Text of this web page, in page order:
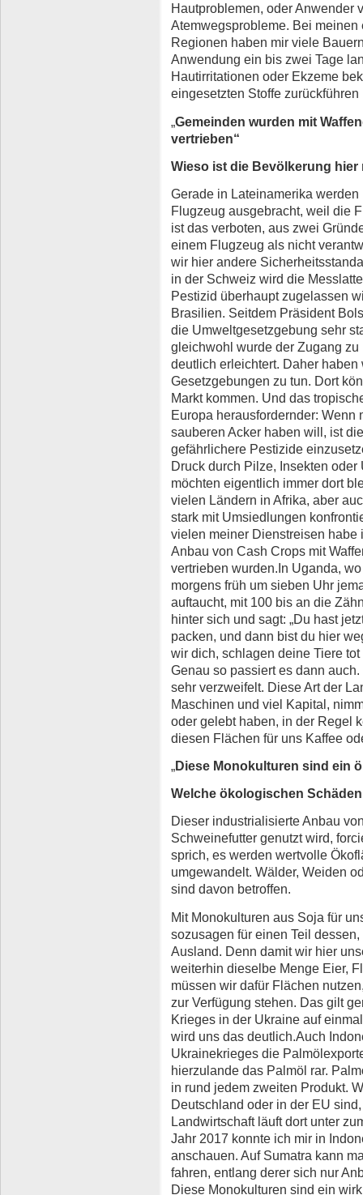
Hautproblemen, oder Anwender
Atemwegsprobleme. Bei
Regionen haben mir viele
Anwendung ein bis zwei Tage
Hautirritationen oder Ekzeme
eingesetzten Stoffe zurückführen
Gemeinden wurden mit
vertrieben“
Wieso ist die Bevölkerung
Gerade in Lateinamerika
Flugzeug ausgebracht, weil die
ist das verboten, aus zwei
einem Flugzeug als nicht
wir hier andere
in der Schweiz wird die
Pestizid überhaupt zugelassen
Brasilien. Seitdem Präsident
die Umweltgesetzgebung sehr
gleichwohl wurde der Zugang
deutlich erleichtert. Daher haben
Gesetzgebungen zu tun. Dort
Markt kommen. Und das
Europa herausfordernder: Wenn
sauberen Acker haben will, ist
gefährlichere Pestizide
Druck durch Pilze, Insekten
möchten eigentlich immer dort
vielen Ländern in Afrika, aber
stark mit Umsiedlungen
vielen meiner Dienstreisen habe
Anbau von Cash Crops mit
vertrieben wurden.In Uganda,
morgens früh um sieben Uhr
auftaucht, mit 100 bis an die
hinter sich und sagt: „Du hast
packen, und dann bist du hier
wir dich, schlagen deine Tiere
Genau so passiert es dann
sehr verzweifelt. Diese Art der
Maschinen und viel Kapital,
oder gelebt haben, in der Regel
diesen Flächen für uns Kaffee
„Diese Monokulturen sind ein
Welche ökologischen
Dieser industrialisierte Anbau
Schweinefutter genutzt wird,
sprich, es werden wertvolle
umgewandelt. Wälder, Weiden
sind davon betroffen.
Mit Monokulturen aus Soja für
sozusagen für einen Teil
Ausland. Denn damit wir hier
weiterhin dieselbe Menge Eier,
müssen wir dafür Flächen
zur Verfügung stehen. Das gilt
Krieges in der Ukraine auf
wird uns das deutlich.Auch
Ukrainekrieges die
hierzulande das Palmöl rar.
in rund jedem zweiten Produkt.
Deutschland oder in der EU
Landwirtschaft läuft dort unter
Jahr 2017 konnte ich mir in
anschauen. Auf Sumatra kann
fahren, entlang derer sich nur
Diese Monokulturen sind ein